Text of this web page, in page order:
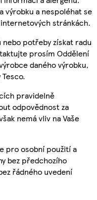
výrobku a nespoléhat se
stránkách.
nebo potřeby získat radu
prosím Oddělení
daného výrobku,
pravidelně
odpovědnost za
nemá vliv na Vaše
pro osobní použití a
bez předchozího
řádného uvedení